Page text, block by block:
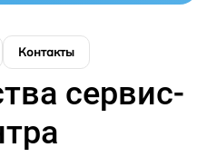
Контакты
сервис-